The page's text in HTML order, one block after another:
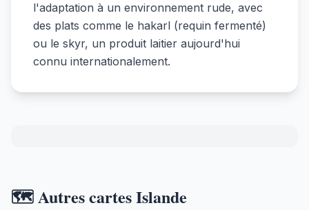
l'adaptation à un environnement rude, avec
des plats comme le hakarl (requin fermenté)
ou le skyr, un produit laitier aujourd'hui
connu internationalement.
🗺️ Autres cartes Islande